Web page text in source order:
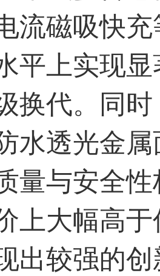
流磁吸快
平上实现
换代。同
水透光金
量与安全
上大幅高
出较强的